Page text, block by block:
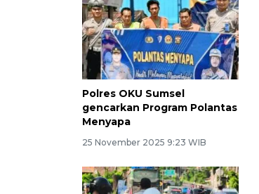
Polres OKU Sumsel
gencarkan Program Polantas
Menyapa
25 November 2025 9:23 WIB